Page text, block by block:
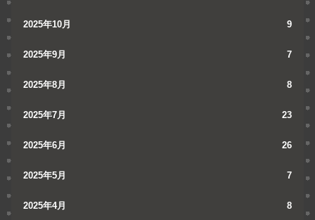
2025年10月 9
2025年9月 7
2025年8月 8
2025年7月 23
2025年6月 26
2025年5月 7
2025年4月 8